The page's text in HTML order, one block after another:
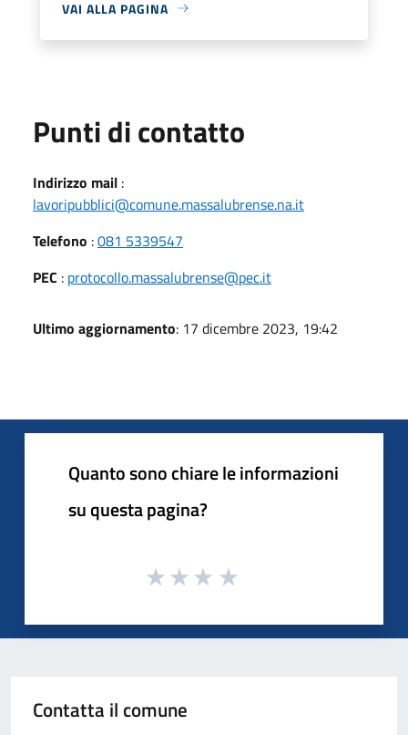
VAI ALLA PAGINA
Punti di contatto
Indirizzo mail :
lavoripubblici@comune.massalubrense.na.it
Telefono :081 5339547
PEC : protocollo.massalubrense@pec.it
Ultimo aggiornamento: 17 dicembre 2023, 19:42
Quanto sono chiare le informazioni
su questa pagina?
Contatta il comune